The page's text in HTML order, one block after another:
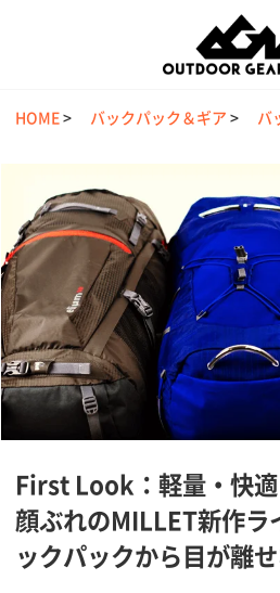
HOME> バックパック＆ギア > バ
First Look：軽量・快
顔ぶれのMILLET新作ラ
ックパックから目が離